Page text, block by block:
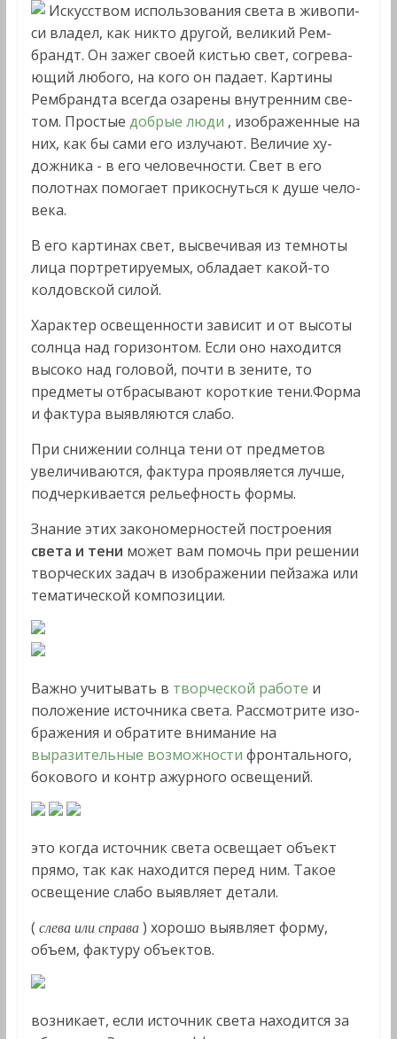
Искусством использования света в живопи­
си владел, как никто другой, великий Рем­
брандт. Он зажег своей кистью свет, согрева­
ющий любого, на кого он падает. Картины
Рембрандта всегда озарены внутренним све­
том. Простые добрые люди , изображенные на
них, как бы сами его излучают. Величие ху­
дожника - в его человечности. Свет в его
полотнах помогает прикоснуться к душе чело­
века.
В его картинах свет, высвечивая из темно­ты
лица портретируемых, обладает какой-то
колдовской силой.
Характер освещенности зависит и от высоты
солнца над горизонтом. Если оно находится
высоко над головой, почти в зените, то
предметы отбрасывают короткие тени.Форма
и фактура выявляются слабо.
При снижении солнца тени от предметов
увеличиваются, фактура проявляется лучше,
подчеркивается рельефность формы.
Знание этих закономерностей построения
света и тени мо­жет вам помочь при решении
творческих задач в изображении пейзажа или
тематической композиции.
Важно учитывать в творческой работе и
положение источника света. Рассмотрите изо­
бражения и обратите внима­ние на
выразительные возможности фрон­тального,
бокового и контр ажурного освеще­ний.
это когда ис­точник света освещает объект
прямо, так как находится перед ним. Такое
освещение слабо выявляет детали.
( слева или справа ) хо­рошо выявляет форму,
объем, фактуру объек­тов.
возникает, если источник света находится за